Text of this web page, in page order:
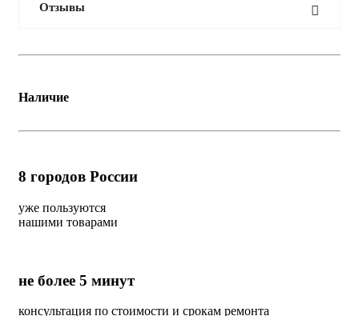
Отзывы
Наличие
8 городов России
уже пользуются
нашими товарами
не более 5 минут
консультация по стоимости и срокам ремонта